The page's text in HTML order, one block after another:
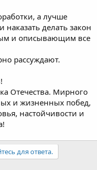
а лучше
делать закон
и описывающим все
рассуждают.
Отечества. Мирного
и жизненных побед,
настойчивости и
для ответа.